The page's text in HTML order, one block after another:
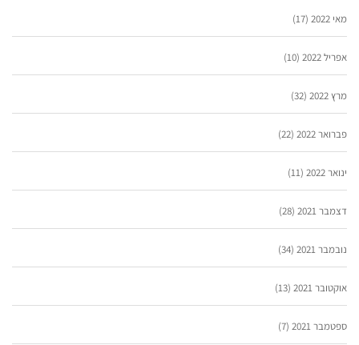
מאי 2022 (17)
אפריל 2022 (10)
מרץ 2022 (32)
פברואר 2022 (22)
ינואר 2022 (11)
דצמבר 2021 (28)
נובמבר 2021 (34)
אוקטובר 2021 (13)
ספטמבר 2021 (7)